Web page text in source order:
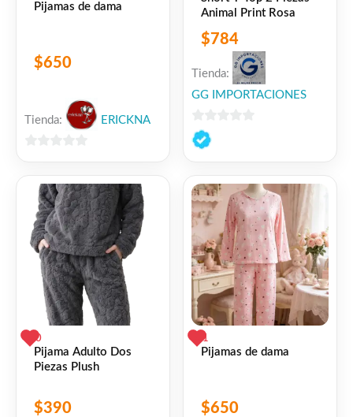
Pijamas de dama
$650
Tienda: ERICKNA
Animal Print Rosa
$784
Tienda:
GG IMPORTACIONES
0
de
0
Pijama Adulto Dos
Piezas Plush
$390
1
Pijamas de dama
$650